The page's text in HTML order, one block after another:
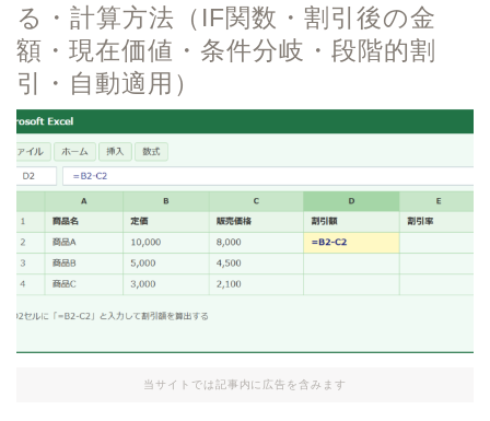
る・計算方法（IF関数・割引後の金
額・現在価値・条件分岐・段階的割
引・自動適用）
当サイトでは記事内に広告を含みます